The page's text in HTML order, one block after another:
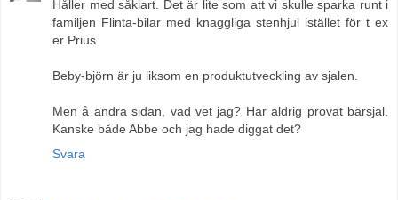
Håller med såklart. Det är lite som att vi skulle sparka runt i
familjen Flinta-bilar med knaggliga stenhjul istället för t ex
er Prius.
Beby-björn är ju liksom en produktutveckling av sjalen.
Men å andra sidan, vad vet jag? Har aldrig provat bärsjal.
Kanske både Abbe och jag hade diggat det?
Svara